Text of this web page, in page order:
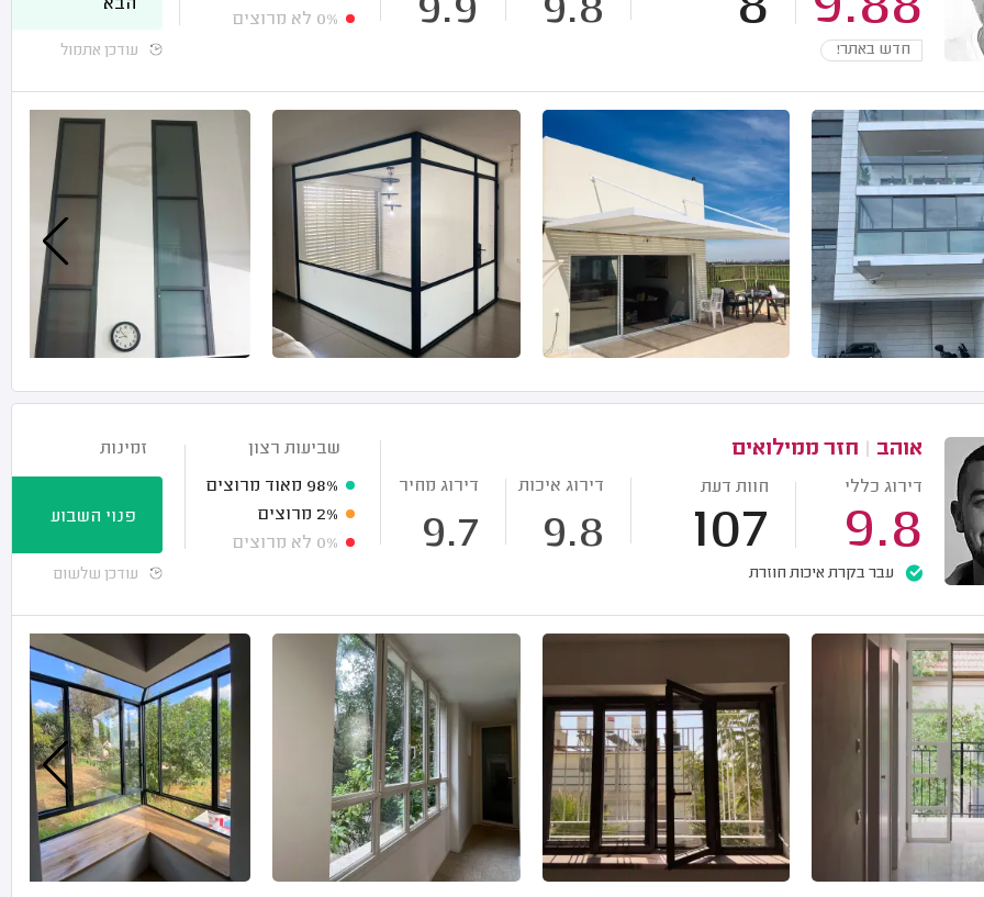
9.8
9.9
חדש באתר!
0% לא מרוצים
הבא
עודכן אתמול
אוהב חזר ממילואים
דירוג כללי
9.8
חוות דעת
107
דירוג איכות
9.8
דירוג מחיר
9.7
עבר בקרת איכות חוזרת
שביעות רצון
98% מאוד מרוצים
2% מרוצים
0% לא מרוצים
זמינות
פנוי השבוע
עודכן שלשום